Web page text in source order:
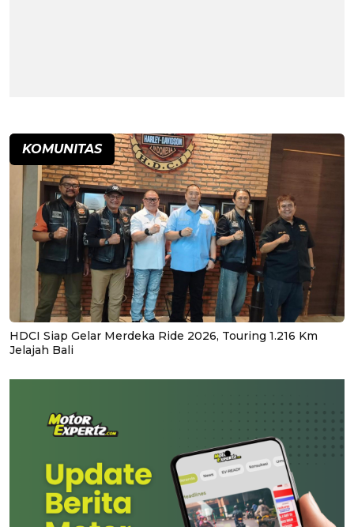
KOMUNITAS
HDCI Siap Gelar Merdeka Ride 2026, Touring 1.216 Km
Jelajah Bali